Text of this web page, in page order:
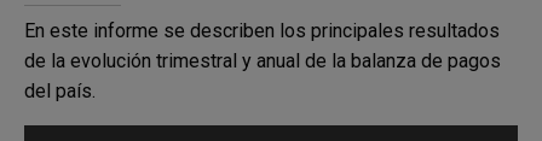
En este informe se describen los principales resultados
de la evolución trimestral y anual de la balanza de pagos
del país.